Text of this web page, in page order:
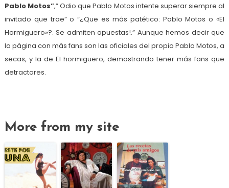
Pablo Motos”,” Odio que Pablo Motos intente superar siempre al
invitado que trae” o “¿Que es más patético: Pablo Motos o «El
Hormiguero»?. Se admiten apuestas!.” Aunque hemos decir que
la página con más fans son las oficiales del propio Pablo Motos, a
secas, y la de El hormiguero, demostrando tener más fans que
detractores.
More from my site